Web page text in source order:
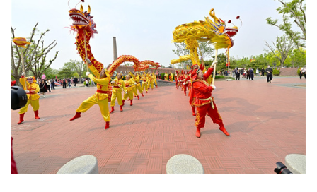
未成年人思想道德建设
榜样人物
+
身边好人
文明评论
北京宣传文化引导基金
宣传思想文化人才